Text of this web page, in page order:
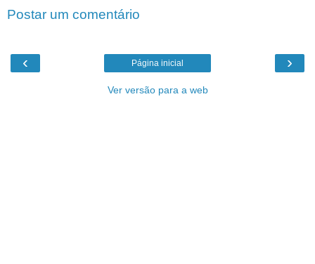
Postar um comentário
‹ ›
Página inicial
Ver versão para a web